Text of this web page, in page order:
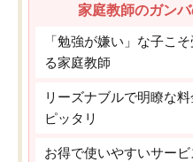
家庭教師のガン
「勉強が嫌い」な子こ
る家庭教師
リーズナブルで明瞭な
ピッタリ
お得で使いやすいサー